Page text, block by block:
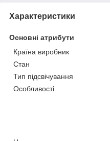
Характеристики
Основні атрибути
Країна виробник
Стан
Тип підсвічування
Особливості